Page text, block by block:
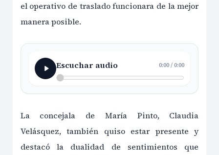
el operativo de traslado funcionara de la mejor
manera posible.
Escuchar audio 0:00/0:00
La concejala de María Pinto, Claudia
Velásquez, también quiso estar presente y
destacó la dualidad de sentimientos que